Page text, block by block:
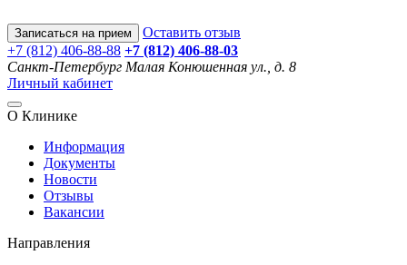
Записаться на прием
Оставить отзыв
+7 (812) 406-88-88 +7 (812) 406-88-03
Санкт-Петербург Малая Конюшенная ул., д. 8
Личный кабинет
О Клинике
Информация
Документы
Новости
Отзывы
Вакансии
Направления